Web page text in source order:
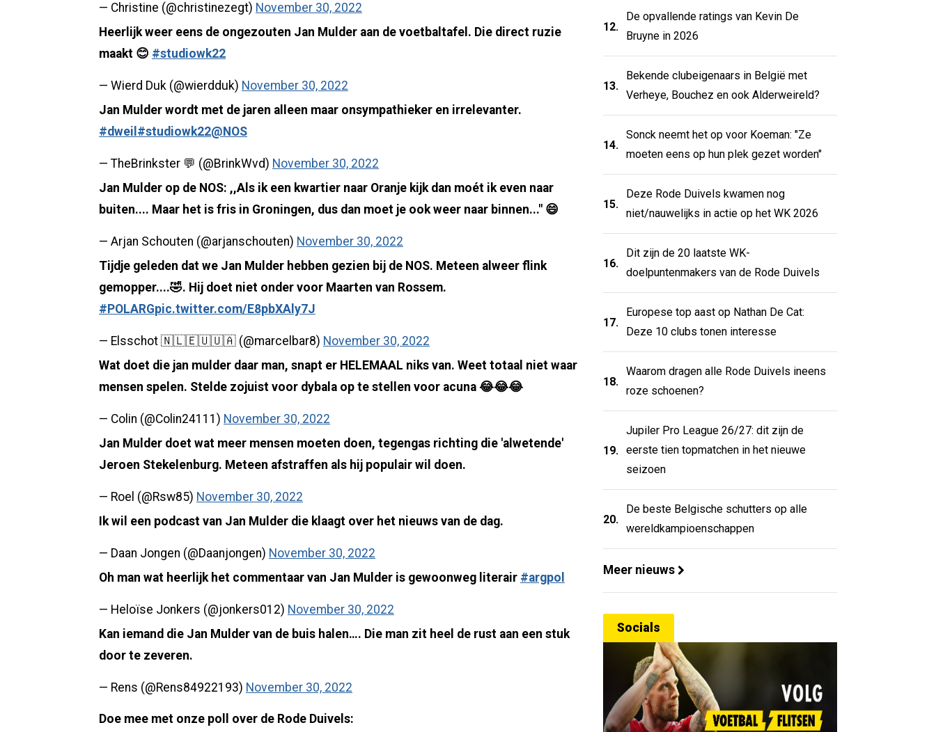
— Christine (@christinezegt) November 30, 2022
Heerlijk weer eens de ongezouten Jan Mulder aan de voetbaltafel. Die direct ruzie
maakt 😊 #studiowk22
— Wierd Duk (@wierdduk) November 30, 2022
Jan Mulder wordt met de jaren alleen maar onsympathieker en irrelevanter.
#dweil #studiowk22@NOS
— TheBrinkster 💬 (@BrinkWvd) November 30, 2022
Jan Mulder op de NOS: ,,Als ik een kwartier naar Oranje kijk dan moét ik even naar
buiten.... Maar het is fris in Groningen, dus dan moet je ook weer naar binnen..." 😄
— Arjan Schouten (@arjanschouten) November 30, 2022
Tijdje geleden dat we Jan Mulder hebben gezien bij de NOS. Meteen alweer flink
gemopper....🤣. Hij doet niet onder voor Maarten van Rossem.
#POLARGpic.twitter.com/E8pbXAly7J
— Elsschot 🇳🇱🇪🇺🇺🇦 (@marcelbar8) November 30, 2022
Wat doet die jan mulder daar man, snapt er HELEMAAL niks van. Weet totaal niet waar
mensen spelen. Stelde zojuist voor dybala op te stellen voor acuna 😂😂😂
— Colin (@Colin24111) November 30, 2022
Jan Mulder doet wat meer mensen moeten doen, tegengas richting die 'alwetende'
Jeroen Stekelenburg. Meteen afstraffen als hij populair wil doen.
— Roel (@Rsw85) November 30, 2022
Ik wil een podcast van Jan Mulder die klaagt over het nieuws van de dag.
— Daan Jongen (@Daanjongen) November 30, 2022
Oh man wat heerlijk het commentaar van Jan Mulder is gewoonweg literair #argpol
— Heloïse Jonkers (@jonkers012) November 30, 2022
Kan iemand die Jan Mulder van de buis halen…. Die man zit heel de rust aan een stuk
door te zeveren.
— Rens (@Rens84922193) November 30, 2022
Doe mee met onze poll over de Rode Duivels:
12.
De opvallende ratings van Kevin De
Bruyne in 2026
13.
Bekende clubeigenaars in België met
Verheye, Bouchez en ook Alderweireld?
14.
Sonck neemt het op voor Koeman: "Ze
moeten eens op hun plek gezet worden"
15.
Deze Rode Duivels kwamen nog
niet/nauwelijks in actie op het WK 2026
16.
Dit zijn de 20 laatste WK-
doelpuntenmakers van de Rode Duivels
17.
Europese top aast op Nathan De Cat:
Deze 10 clubs tonen interesse
18.
Waarom dragen alle Rode Duivels ineens
roze schoenen?
19.
Jupiler Pro League 26/27: dit zijn de
eerste tien topmatchen in het nieuwe
seizoen
20.
De beste Belgische schutters op alle
wereldkampioenschappen
Meer nieuws
Socials